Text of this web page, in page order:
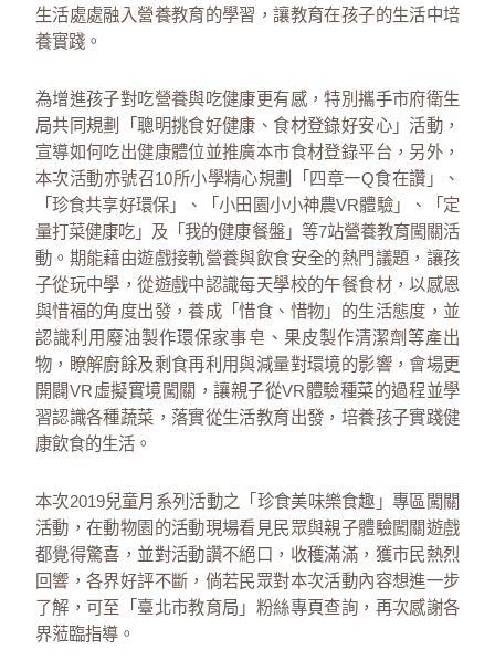
生活處處融入營養教育的學習，讓教育在孩子的生活中培
養實踐。
為增進孩子對吃營養與吃健康更有感，特別攜手市府衛生
局共同規劃「聰明挑食好健康、食材登錄好安心」活動，
宣導如何吃出健康體位並推廣本市食材登錄平台，另外，
本次活動亦號召10所小學精心規劃「四章一Q食在讚」、
「珍食共享好環保」、「小田園小小神農VR體驗」、「定
量打菜健康吃」及「我的健康餐盤」等7站營養教育闖關活
動。期能藉由遊戲接軌營養與飲食安全的熱門議題，讓孩
子從玩中學，從遊戲中認識每天學校的午餐食材，以感恩
與惜福的角度出發，養成「惜食、惜物」的生活態度，並
認識利用廢油製作環保家事皂、果皮製作清潔劑等產出
物，瞭解廚餘及剩食再利用與減量對環境的影響，會場更
開闢VR虛擬實境闖關，讓親子從VR體驗種菜的過程並學
習認識各種蔬菜，落實從生活教育出發，培養孩子實踐健
康飲食的生活。
本次2019兒童月系列活動之「珍食美味樂食趣」專區闖關
活動，在動物園的活動現場看見民眾與親子體驗闖關遊戲
都覺得驚喜，並對活動讚不絕口，收穫滿滿，獲市民熱烈
回響，各界好評不斷，倘若民眾對本次活動內容想進一步
了解，可至「臺北市教育局」粉絲專頁查詢，再次感謝各
界蒞臨指導。